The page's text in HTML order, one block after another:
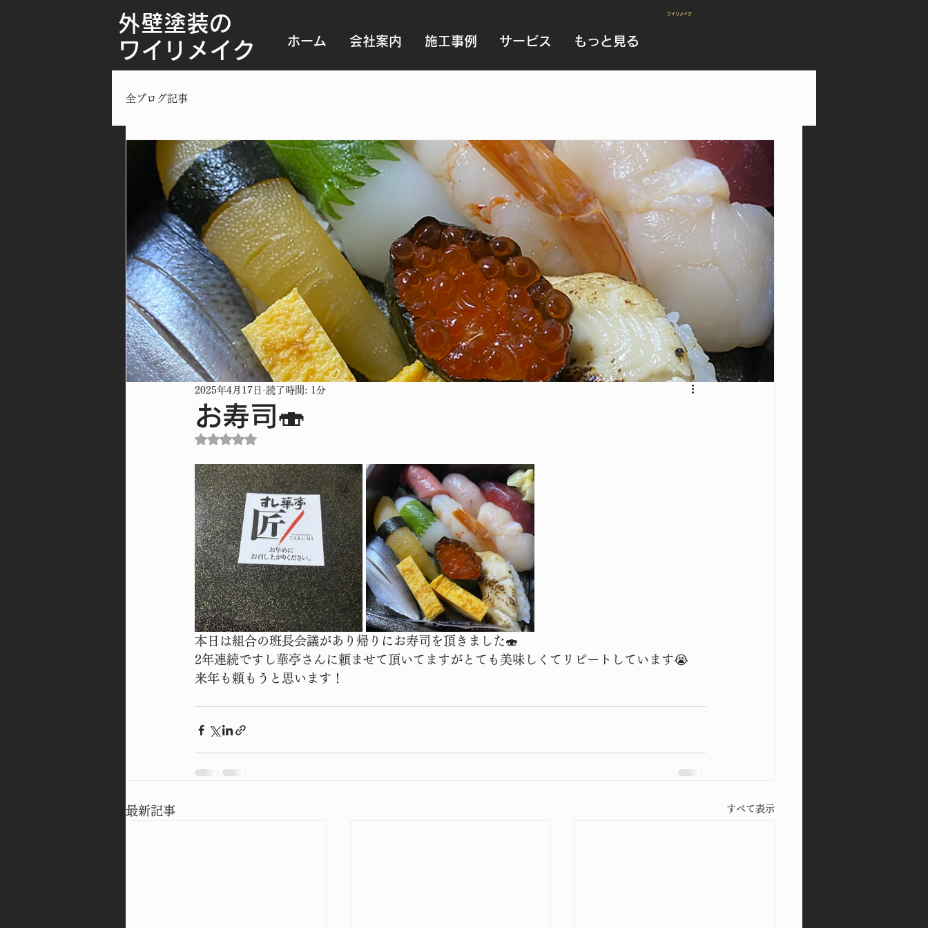
外壁塗装の
ワイリメイク
ホーム 会社案内 施工事例 サービス もっと見る
​ワイリメイク
全ブログ記事
お寿司🍣
2025年4月17日 読了時間: 1分
5つ星のうちNaNと評価されています。
本日は組合の班長会議があり帰りにお寿司を頂きました🍣
2年連続ですし華亭さんに頼ませて頂いてますがとても美味しくてリピートしています😭
来年も頼もうと思います！
最新記事 すべて表示